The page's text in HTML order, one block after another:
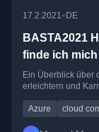
17.2.2021• DE
BASTA2021
finde ich
Ein Überblick über
erleichtern und
Azure cloud